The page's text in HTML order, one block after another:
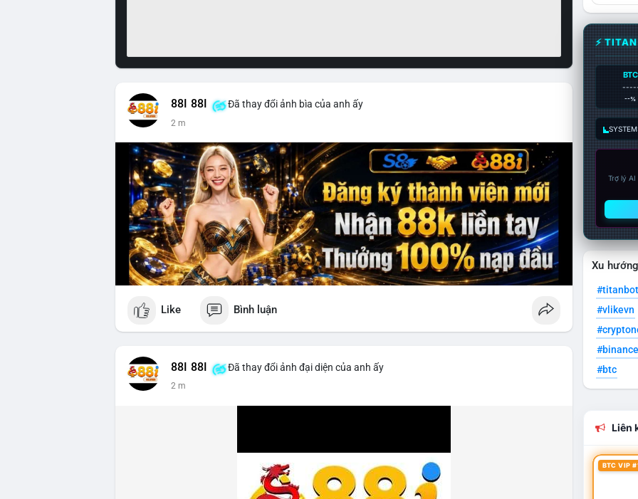
88I 88I Đã thay đổi ảnh bìa của anh ấy
2 m
Like Bình luận
88I 88I Đã thay đổi ảnh đại diện của anh ấy
2 m
⚡
BTC
--%
Trợ lý
Xu
#titanbot
#vlikevn
#btc
Liên
BTC VIP